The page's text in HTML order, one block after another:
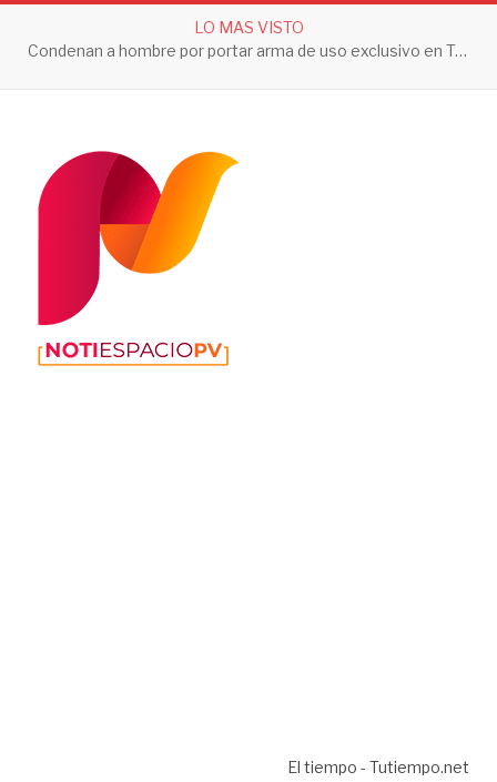
LO MAS VISTO
Condenan a hombre por portar arma de uso exclusivo en Tepic
El tiempo - Tutiempo.net